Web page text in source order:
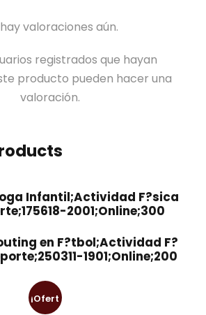
valoraciones aún.
registrados que hayan
producto pueden hacer una
valoración.
Infantil;Actividad F?sica
2001;Online;300
en F?tbol;Actividad F?
1901;Online;200
¡Ofert